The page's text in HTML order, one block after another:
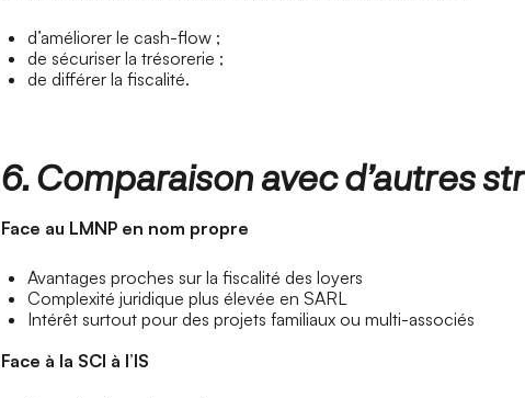
d’améliorer le cash-flow ;
de sécuriser la trésorerie ;
de différer la fiscalité.
6. Comparaison avec d’autres
Face au LMNP en nom propre
Avantages proches sur la fiscalité des loyers
Complexité juridique plus élevée en SARL
Intérêt surtout pour des projets familiaux ou multi-associés
Face à la SCI à l’IS